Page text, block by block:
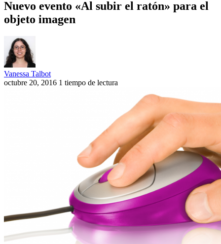
Nuevo evento «Al subir el ratón» para el
objeto imagen
Vanessa Talbot
octubre 20, 2016 1 tiempo de lectura